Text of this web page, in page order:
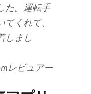
た。運転手
くれて、
しまし
レビュアー